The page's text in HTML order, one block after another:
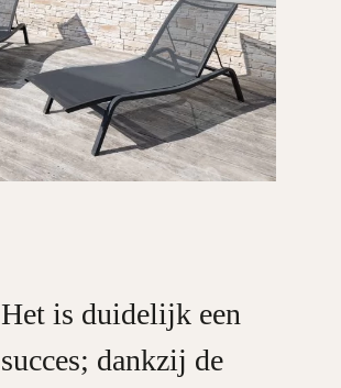
Het is duidelijk een
succes; dankzij de